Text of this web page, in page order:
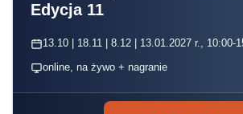
Edycja 11
13.10 | 18.11 | 8.12 | 13.01.2027 r., 10:00-
online, na żywo + nagranie